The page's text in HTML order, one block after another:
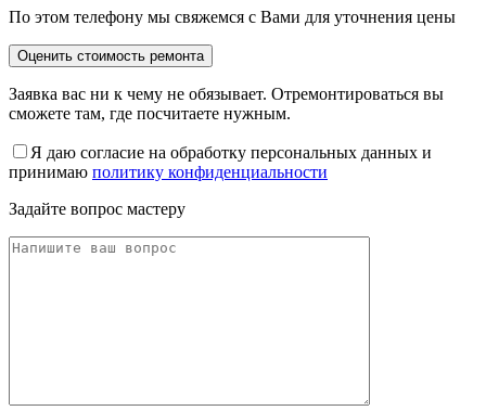
По этом телефону мы свяжемся с Вами для уточнения цены
Заявка вас ни к чему не обязывает. Отремонтироваться вы
сможете там, где посчитаете нужным.
Я даю согласие на обработку персональных данных и
принимаю политику конфиденциальности
Задайте вопрос мастеру